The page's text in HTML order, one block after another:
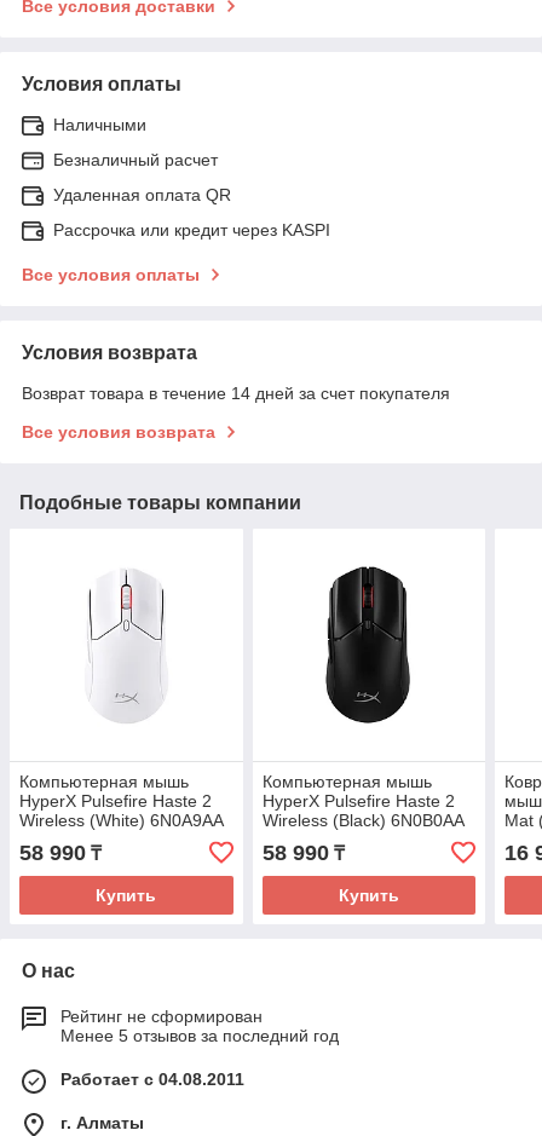
Все условия доставки
Условия оплаты
Наличными
Безналичный расчет
Удаленная оплата QR
Рассрочка или кредит через KASPI
Все условия оплаты
Условия возврата
Возврат товара в течение 14 дней за счет покупателя
Все условия возврата
Подобные товары компании
Компьютерная мышь
HyperX Pulsefire Haste 2
Wireless (White) 6N0A9AA
58 990 ₸
Купить
Компьютерная мышь
HyperX Pulsefire Haste 2
Wireless (Black) 6N0B0AA
58 990₸
Купить
Mat
16
О нас
Рейтинг не сформирован
Менее 5 отзывов за последний год
Работает с 04.08.2011
г. Алматы